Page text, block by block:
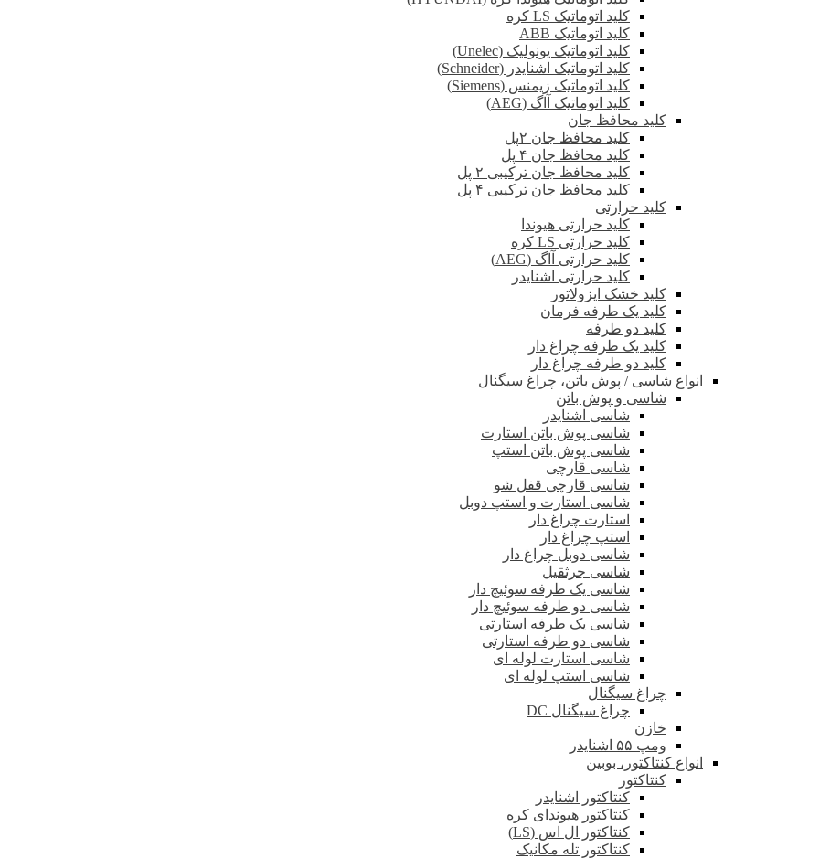
کلید اتوماتیک LS کره
کلید اتوماتیک ABB
کلید اتوماتیک یونولیک (Unelec)
کلید اتوماتیک اشنایدر (Schneider)
کلید اتوماتیک زیمنس (Siemens)
کلید اتوماتیک آاگ (AEG)
کلید محافظ جان
کلید محافظ جان ۲پل
کلید محافظ جان ۴ پل
کلید محافظ جان ترکیبی ۲ پل
کلید محافظ جان ترکیبی ۴ پل
کلید حرارتی
کلید حرارتی هیوندا
کلید حرارتی LS کره
کلید حرارتی آاگ (AEG)
کلید حرارتی اشنایدر
کلید خشک ایزولاتور
کلید یک طرفه فرمان
کلید دو طرفه
کلید یک طرفه چراغ دار
کلید دو طرفه چراغ دار
انواع شاسی / پوش باتن، چراغ سیگنال
شاسی و پوش باتن
شاسی اشنایدر
شاسی پوش باتن استارت
شاسی پوش باتن استپ
شاسی قارچی
شاسی قارچی قفل شو
شاسی استارت و استپ دوبل
استارت چراغ دار
استپ چراغ دار
شاسی دوبل چراغ دار
شاسی جرثقیل
شاسی یک طرفه سوئیچ دار
شاسی دو طرفه سوئیچ دار
شاسی یک طرفه استارتی
شاسی دو طرفه استارتی
شاسی استارت لوله ای
شاسی استپ لوله ای
چراغ سیگنال
چراغ سیگنال DC
خازن
ومپ ۵۵ اشنایدر
انواع کنتاکتور، بوبین
کنتاکتور
کنتاکتور اشنایدر
کنتاکتور هیوندای کره
کنتاکتور ال اس (LS)
کنتاکتور تله مکانیک